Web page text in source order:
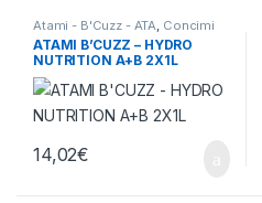
Atami - B'Cuzz - ATA Concimi
ATAMI B’CUZZ – HYDRO
NUTRITION A+B 2X1L
14,02€